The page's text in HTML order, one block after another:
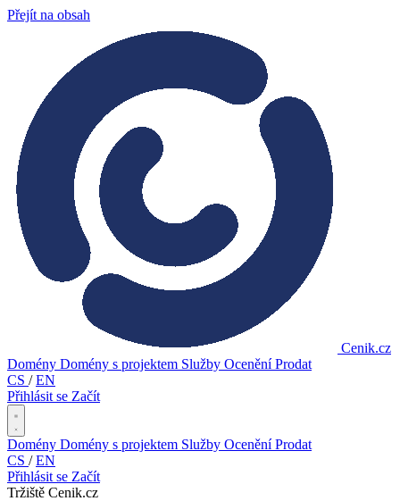
Přejít na obsah
Cenik.cz
Domény Domény s projektem Služby OceněníProdat
CS / EN
Přihlásit se Začít
Domény Domény s projektem Služby OceněníProdat
CS / EN
Přihlásit se Začít
Tržiště Cenik.cz